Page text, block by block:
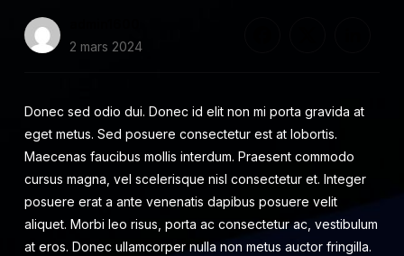
2 mars 2024
Donec sed odio dui. Donec id elit non mi porta gravida at
eget metus. Sed posuere consectetur est at lobortis.
Maecenas faucibus mollis interdum. Praesent commodo
cursus magna, vel scelerisque nisl consectetur et. Integer
posuere erat a ante venenatis dapibus posuere velit
aliquet. Morbi leo risus, porta ac consectetur ac, vestibulum
at eros. Donec ullamcorper nulla non metus auctor fringilla.